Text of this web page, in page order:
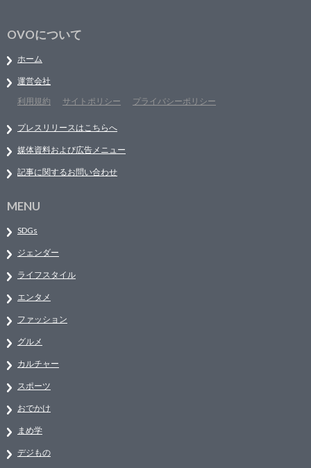
OVOについて
ホーム
運営会社
利用規約
サイトポリシー プライバシーポリシー
プレスリリースはこちらへ
媒体資料および広告メニュー
記事に関するお問い合わせ
MENU
SDGs
ジェンダー
ライフスタイル
エンタメ
ファッション
グルメ
カルチャー
スポーツ
おでかけ
まめ学
デジもの